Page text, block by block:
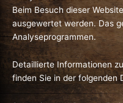
Beim Besuch dieser
ausgewertet werden. Das
Analyseprogrammen.
Detaillierte Informationen
finden Sie in der folgenden